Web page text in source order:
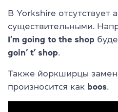
В Yorkshire отсутствует
существительными.
I’m going to the shop
goin’ t’ shop.
Также йоркширцы
произносится как boos.